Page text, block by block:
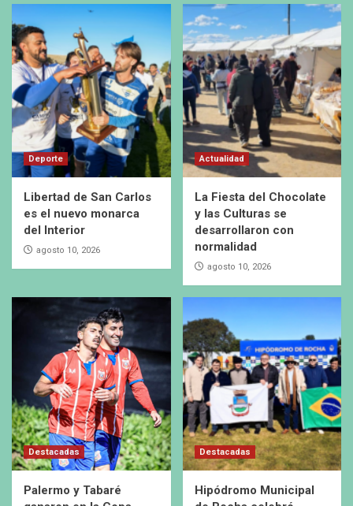
Deporte
Libertad de San Carlos
es el nuevo monarca
del Interior
agosto 10, 2026
Actualidad
La Fiesta del Chocolate
y las Culturas se
desarrollaron con
normalidad
agosto 10, 2026
Destacadas
Palermo y Tabaré
Destacadas
Hipódromo Municipal